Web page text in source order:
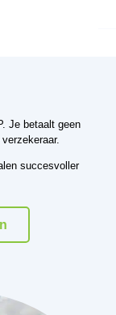
Je betaalt geen
succesvoller